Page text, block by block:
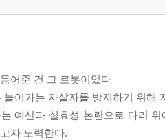
어준 건 그 로봇이었다
늘어가는 자살자를 방지하기 위해
예산과 실효성 논란으로 다리
자 노력한다.